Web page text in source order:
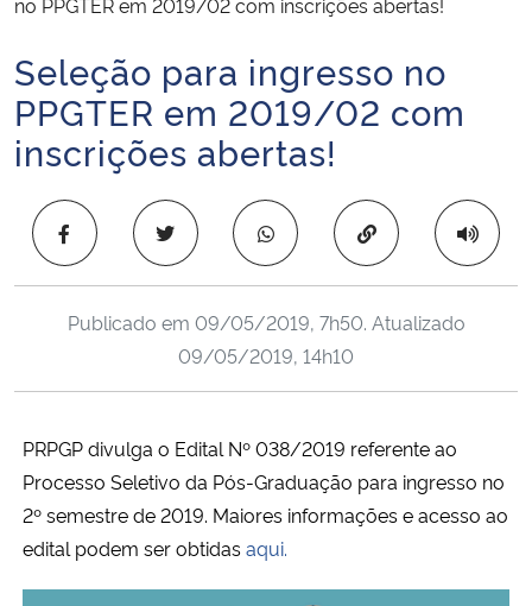
Ministério da Infraestrutura
Ministério da Agricultura, Pecuária e Abastecimento
Ministério da Educação
Ministério do Turismo
Início do conteúdo
Seleção para ingresso no
PPGTER em 2019/02 com
inscrições abertas!
Copiar para área
Publicado em 09/05/2019, 7h50. Atualizado
09/05/2019, 14h10
PRPGP divulga o Edital Nº 038/2019 referente ao
Processo Seletivo da Pós-Graduação para ingresso no
2º semestre de 2019. Maiores informações e acesso ao
edital podem ser obtidasaqui.